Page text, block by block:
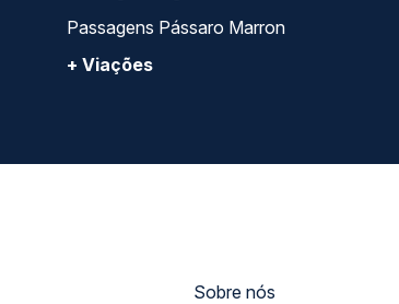
Passagens Pássaro Marron
+ Viações
Sobre nós